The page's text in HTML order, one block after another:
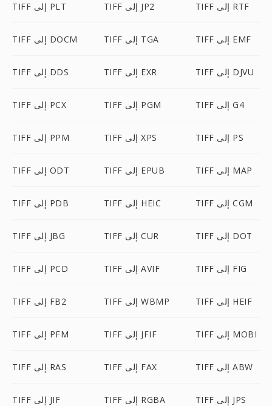
TIFF إلى PLT TIFF إلى JP2 TIFF إلى RTF
TIFF إلى DOCM TIFF إلى TGA TIFF إلى EMF
TIFF إلى DDS TIFF إلى EXR TIFF إلى DJVU
TIFF إلى PCX TIFF إلى PGM TIFF إلى G4
TIFF إلى PPM TIFF إلى XPS TIFF إلى PS
TIFF إلى ODT TIFF إلى EPUB TIFF إلى MAP
TIFF إلى PDB TIFF إلى HEIC TIFF إلى CGM
TIFF إلى JBG TIFF إلى CUR TIFF إلى DOT
TIFF إلى PCD TIFF إلى AVIF TIFF إلى FIG
TIFF إلى FB2 TIFF إلى WBMP TIFF إلى HEIF
TIFF إلى PFM TIFF إلى JFIF TIFF إلى MOBI
TIFF إلى RAS TIFF إلى FAX TIFF إلى ABW
TIFF إلى JIF TIFF إلى RGBA TIFF إلى JPS